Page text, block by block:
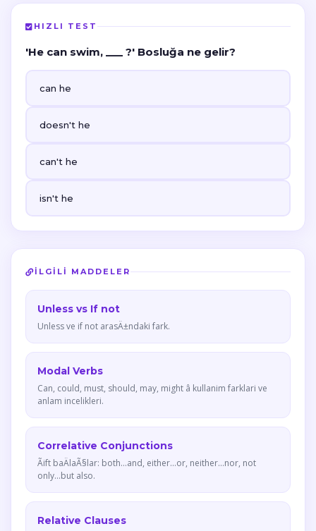
HIZLI TEST
'He can swim, ___ ?' Bosluğa ne gelir?
can he
doesn't he
can't he
isn't he
İLGILI MADDELER
Unless vs If not
Unless ve if not arasÄ±ndaki fark.
Modal Verbs
Can, could, must, should, may, might â kullanim farklari ve
anlam incelikleri.
Correlative Conjunctions
Ãift baÄlaÃ§lar: both...and, either...or, neither...nor, not
only...but also.
Relative Clauses